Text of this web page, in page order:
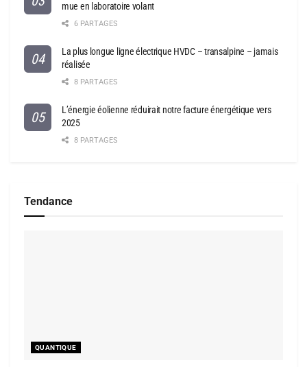
mue en laboratoire volant
6 PARTAGES
La plus longue ligne électrique HVDC – transalpine – jamais
réalisée
8 PARTAGES
L’énergie éolienne réduirait notre facture énergétique vers
2025
8 PARTAGES
Tendance
QUANTIQUE